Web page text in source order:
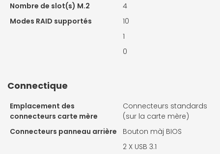
Nombre de slot(s) M.2
4
Modes RAID supportés
10
1
0
Connectique
Emplacement des
connecteurs carte mère
Connecteurs standards
(sur la carte mère)
Connecteurs panneau arrière
Bouton màj BIOS
2 X USB 3.1